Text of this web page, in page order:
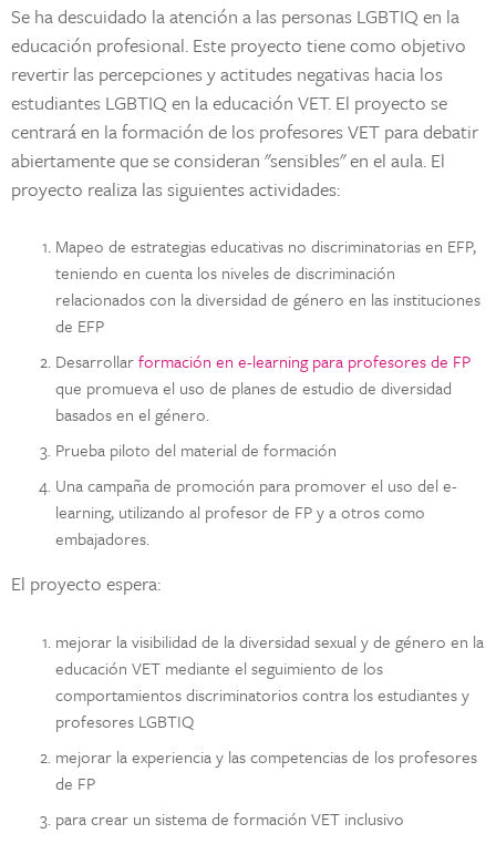
Se ha descuidado la atención a las personas LGBTIQ en la
educación profesional. Este proyecto tiene como objetivo
revertir las percepciones y actitudes negativas hacia los
estudiantes LGBTIQ en la educación VET. El proyecto se
centrará en la formación de los profesores VET para debatir
abiertamente que se consideran "sensibles" en el aula. El
proyecto realiza las siguientes actividades:
Mapeo de estrategias educativas no discriminatorias en EFP,
teniendo en cuenta los niveles de discriminación
relacionados con la diversidad de género en las instituciones
de EFP
Desarrollarformación en e-learning para profesores de FP
que promueva el uso de planes de estudio de diversidad
basados en el género.
Prueba piloto del material de formación
Una campaña de promoción para promover el uso del e-
learning, utilizando al profesor de FP y a otros como
embajadores.
El proyecto espera:
mejorar la visibilidad de la diversidad sexual y de género en la
educación VET mediante el seguimiento de los
comportamientos discriminatorios contra los estudiantes y
profesores LGBTIQ
mejorar la experiencia y las competencias de los profesores
de FP
para crear un sistema de formación VET inclusivo